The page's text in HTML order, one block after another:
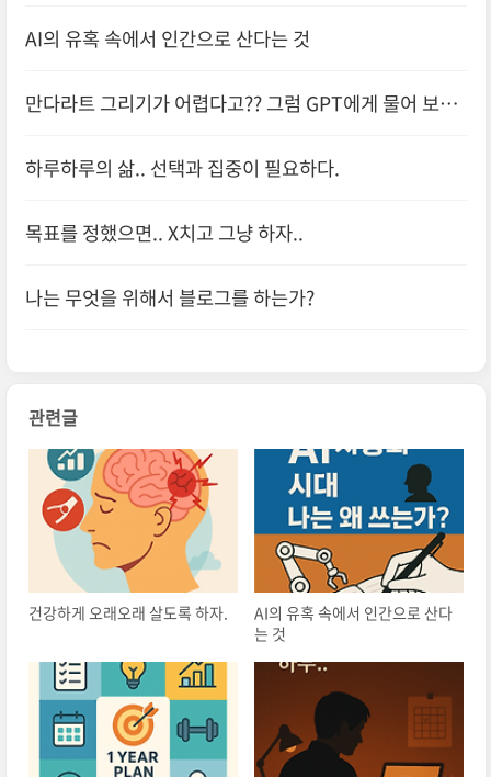
AI의 유혹 속에서 인간으로 산다는 것
만다라트 그리기가 어렵다고?? 그럼 GPT에게 물어 보자
하루하루의 삶.. 선택과 집중이 필요하다.
목표를 정했으면.. X치고 그냥 하자..
나는 무엇을 위해서 블로그를 하는가?
관련글
건강하게 오래오래 살도록 하자.
AI의 유혹 속에서 인간으로 산다
는 것